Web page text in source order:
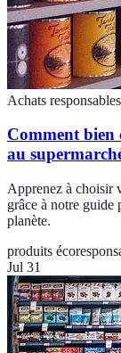
Achats responsables
Comment bien
au
Apprenez à choisir
grâce à notre guide
planète.
produits
Jul 31